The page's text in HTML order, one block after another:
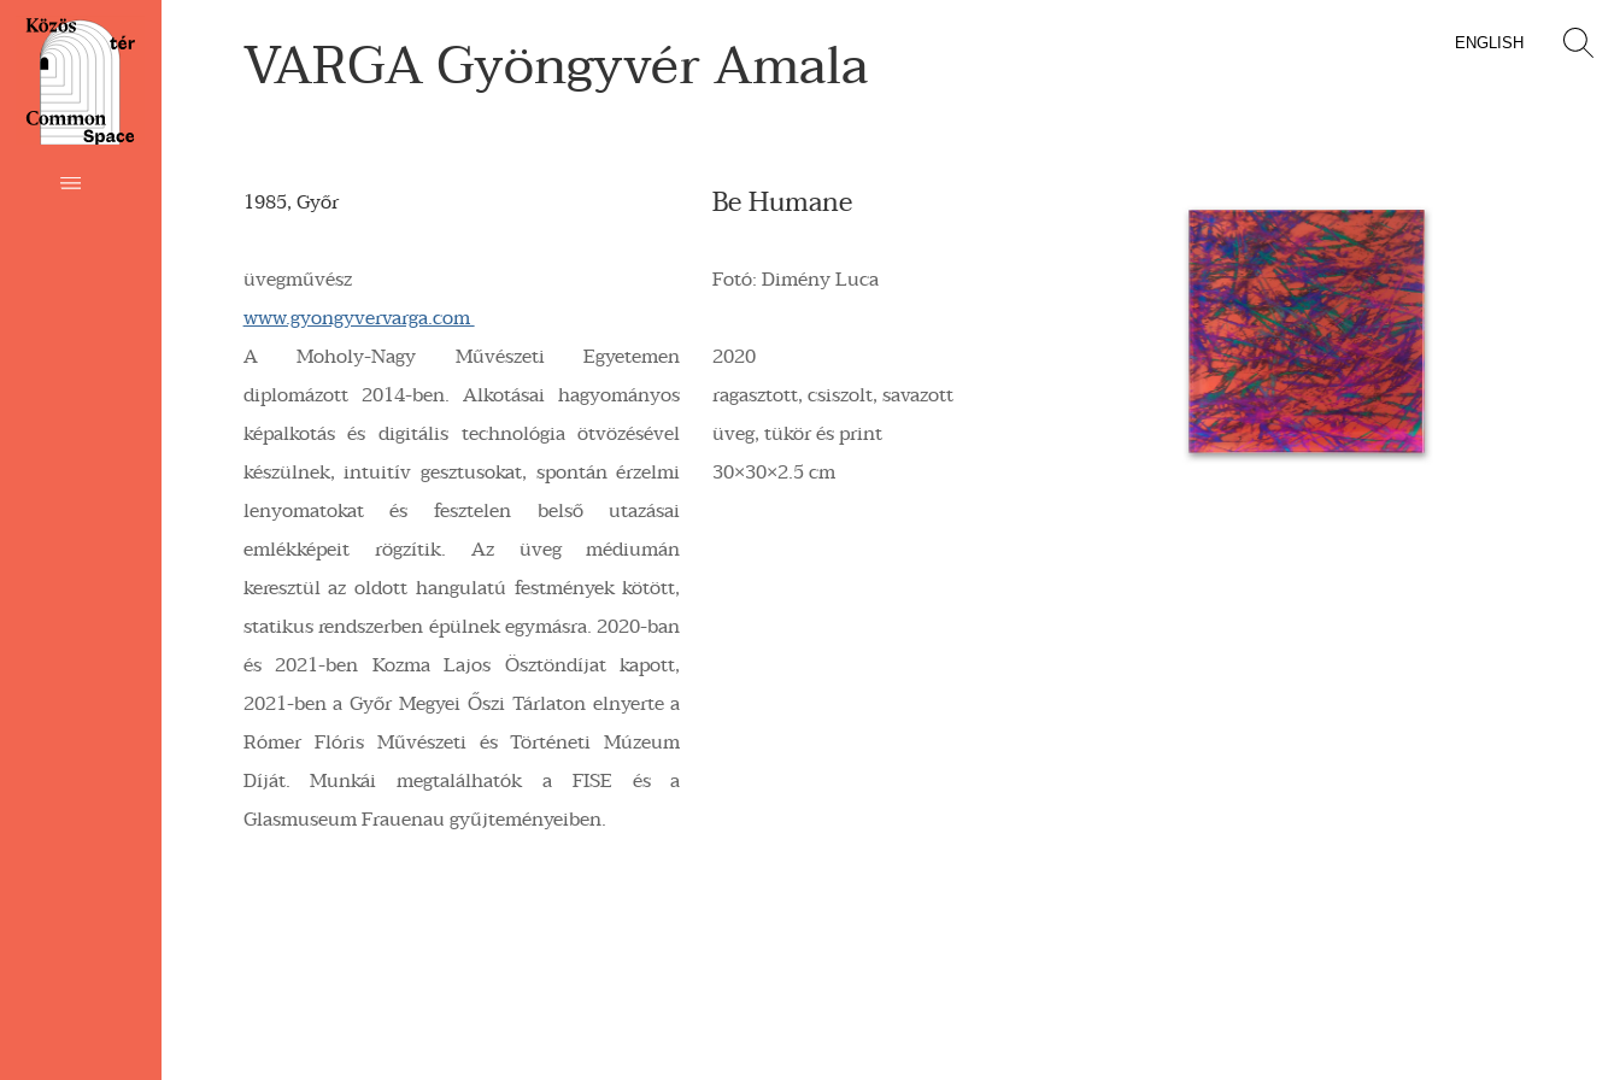
ENGLISH
VARGA Gyöngyvér Amala
1985, Győr
üvegművész
www.gyongyvervarga.com
A Moholy-Nagy Művészeti Egyetemen
diplomázott 2014-ben. Alkotásai hagyományos
képalkotás és digitális technológia ötvözésével
készülnek, intuitív gesztusokat, spontán érzelmi
lenyomatokat és fesztelen belső utazásai
emlékképeit rögzítik. Az üveg médiumán
keresztül az oldott hangulatú festmények kötött,
statikus rendszerben épülnek egymásra. 2020-ban
és 2021-ben Kozma Lajos Ösztöndíjat kapott,
2021-ben a Győr Megyei Őszi Tárlaton elnyerte a
Rómer Flóris Művészeti és Történeti Múzeum
Díját. Munkái megtalálhatók a FISE és a
Glasmuseum Frauenau gyűjteményeiben.
Be Humane
Fotó: Dimény Luca
2020
ragasztott, csiszolt, savazott
üveg, tükör és print
30×30×2.5 cm